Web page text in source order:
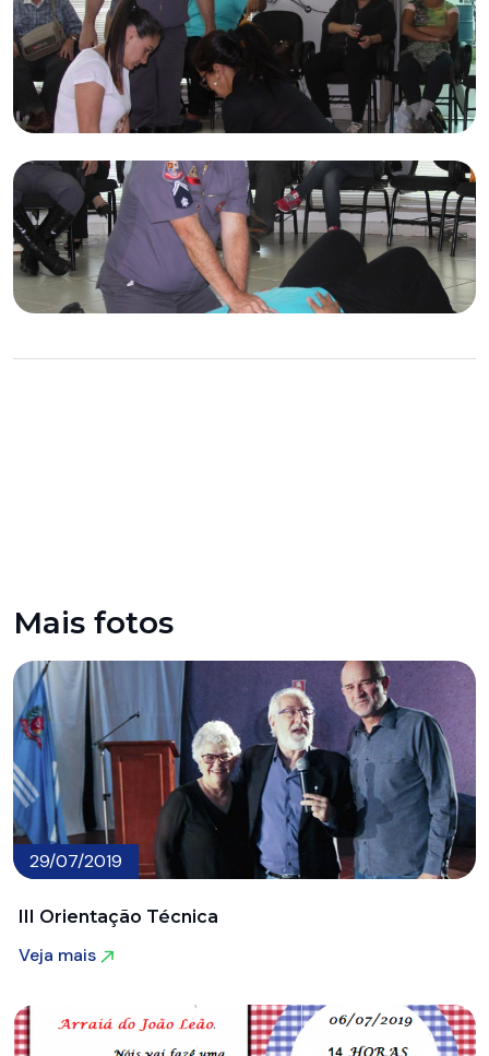
Mais fotos
29/07/2019
III Orientação Técnica
Veja mais